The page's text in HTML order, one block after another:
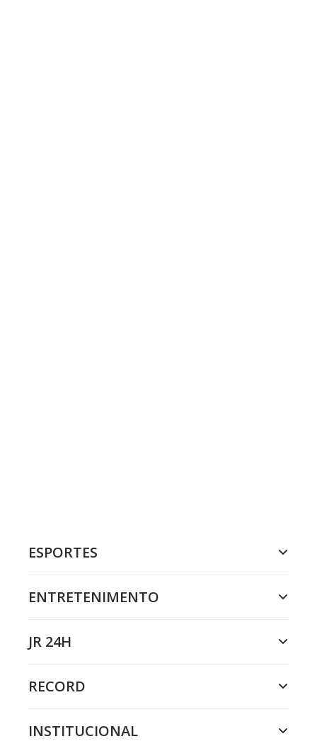
ESPORTES
ENTRETENIMENTO
JR 24H
RECORD
INSTITUCIONAL